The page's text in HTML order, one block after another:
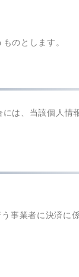
のとします。
は、当該個人情
事業者に決済に